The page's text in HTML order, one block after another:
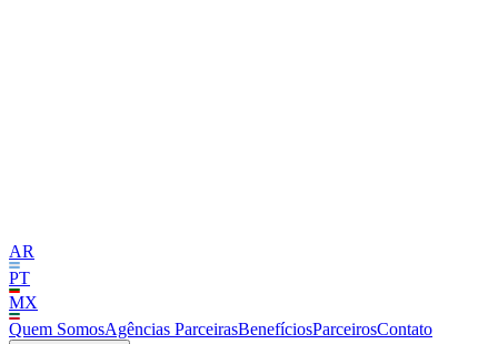
AR
PT
MX
Quem SomosAgências ParceirasBenefíciosParceirosContato